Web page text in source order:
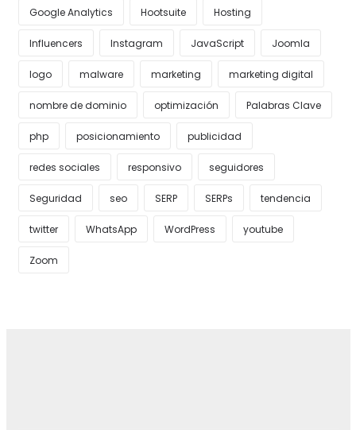
Google Analytics Hootsuite Hosting
Influencers Instagram JavaScript Joomla
logo malware marketing marketing digital
nombre de dominio optimización Palabras Clave
php posicionamiento publicidad
redes sociales responsivo seguidores
Seguridad seo SERP SERPs tendencia
twitter WhatsApp WordPress youtube
Zoom